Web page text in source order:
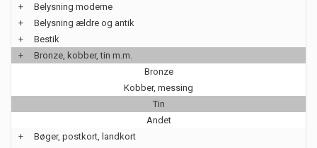
+
Belysning moderne
+
Belysning ældre og antik
+
Bestik
+
Bronze, kobber, tin m.m.
Bronze
Kobber, messing
Tin
Andet
+
Bøger, postkort, landkort